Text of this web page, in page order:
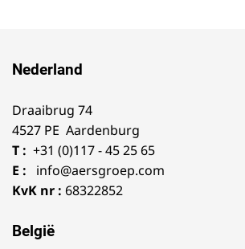
Nederland
Draaibrug 74
4527 PE Aardenburg
T : +31 (0)117 - 45 25 65
E :
info@aersgroep.com
KvK nr : 68322852
België